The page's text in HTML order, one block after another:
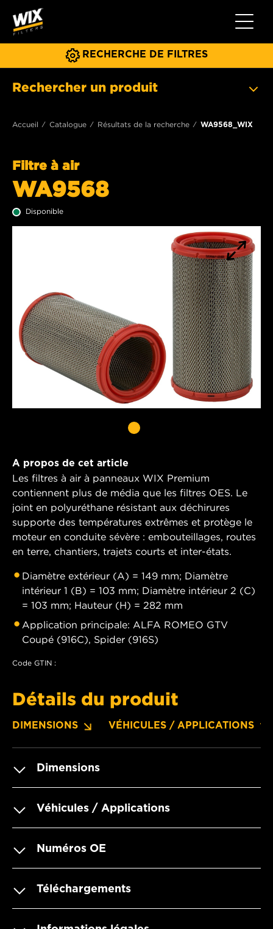
Toggle
RECHERCHE DE FILTRES
Rechercher un produit
Accueil Catalogue Résultats de la recherche WA9568_WIX
Filtre à air
WA9568
Disponible
A propos de cet article
Les filtres à air à panneaux WIX Premium
contiennent plus de média que les filtres OES. Le
joint en polyuréthane résistant aux déchirures
supporte des températures extrêmes et protège le
moteur en conduite sévère : embouteillages, routes
en terre, chantiers, trajets courts et inter-états.
Diamètre extérieur (A) = 149 mm; Diamètre
intérieur 1 (B) = 103 mm; Diamètre intérieur 2 (C)
= 103 mm; Hauteur (H) = 282 mm
Application principale: ALFA ROMEO GTV
Coupé (916C), Spider (916S)
Code GTIN :
Détails du produit
DIMENSIONS VÉHICULES / APPLICATIONS
Dimensions
Véhicules / Applications
Numéros OE
Téléchargements